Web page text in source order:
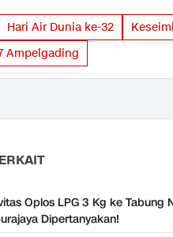
Hari Air Dunia ke-32
Ampelgading
Oplos LPG 3 Kg ke Tabung
Dipertanyakan!